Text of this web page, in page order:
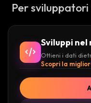
Per
Sviluppi
Ottieni i dati
Scopri la